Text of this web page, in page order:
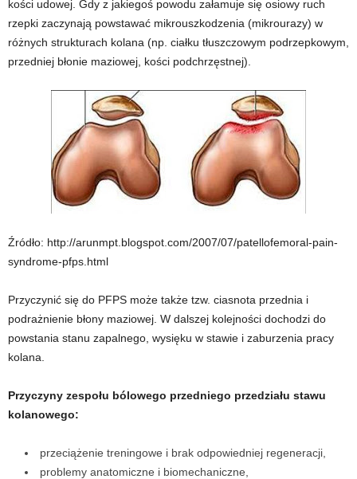
kości udowej. Gdy z jakiegoś powodu załamuje się osiowy ruch
rzepki zaczynają powstawać mikrouszkodzenia (mikrourazy) w
różnych strukturach kolana (np. ciałku tłuszczowym podrzepkowym,
przedniej błonie maziowej, kości podchrzęstnej).
Źródło: http://arunmpt.blogspot.com/2007/07/patellofemoral-pain-
syndrome-pfps.html
Przyczynić się do PFPS może także tzw. ciasnota przednia i
podrażnienie błony maziowej. W dalszej kolejności dochodzi do
powstania stanu zapalnego, wysięku w stawie i zaburzenia pracy
kolana.
Przyczyny zespołu bólowego przedniego przedziału stawu
kolanowego:
przeciążenie treningowe i brak odpowiedniej regeneracji,
problemy anatomiczne i biomechaniczne,